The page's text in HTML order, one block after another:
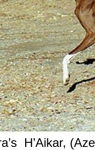
H’Aikar,